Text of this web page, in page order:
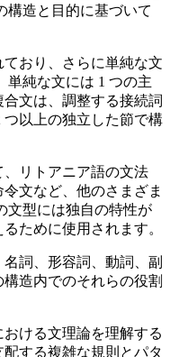
構造と目的に基づいて
おり、さらに単純な文
単純な文には 1 つの主
文は、調整する接続詞
つ以上の独立した節で構
リトアニア語の文法
文など、他のさまざま
文型には独自の特性が
ために使用されます。
詞、形容詞、動詞、副
造内でのそれらの役割
ける文理論を理解する
する複雑な規則とパタ